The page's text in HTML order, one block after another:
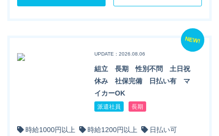
NEW!
UPDATE：2026.08.06
組立 長期 性別不問 土日祝
休み 社保完備 日払い有 マ
イカーOK
派遣社員 長期
時給1000円以上 時給1200円以上
日払い可